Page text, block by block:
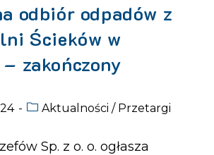
odbiór odpadów z
Ścieków w
zakończony
Aktualności / Przetargi
Sp. z o. o. ogłasza